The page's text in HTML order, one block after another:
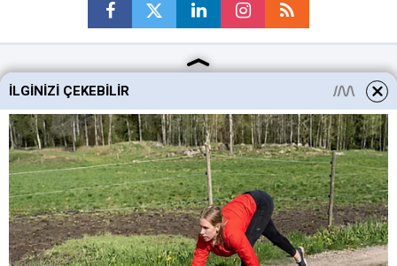
Ankara Haberleri
Keçiören Haberleri
Altındağ Haberleri
Sincan Haberleri
Mamak Haberleri
İLGINIZI ÇEKEBILIR